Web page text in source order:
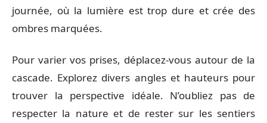
journée, où la lumière est trop dure et crée des
ombres marquées.
Pour varier vos prises, déplacez-vous autour de la
cascade. Explorez divers angles et hauteurs pour
trouver la perspective idéale. N’oubliez pas de
respecter la nature et de rester sur les sentiers